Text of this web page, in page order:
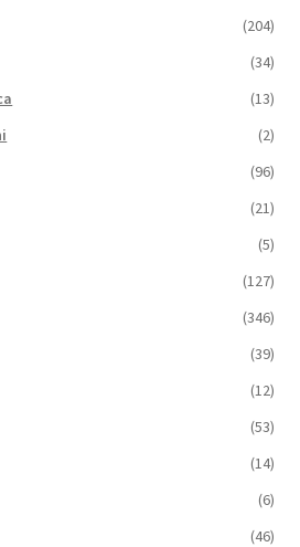
(204)
(34)
(13)
(2)
(96)
(21)
(5)
(127)
(346)
(39)
(12)
(53)
(14)
(6)
(46)